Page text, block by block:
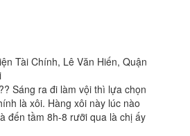
Tài Chính, Lê Văn Hiến, Quận
Sáng ra đi làm vội thì lựa chọn
là xôi. Hàng xôi này lúc nào
đến tầm 8h-8 rưỡi qua là chị ấy